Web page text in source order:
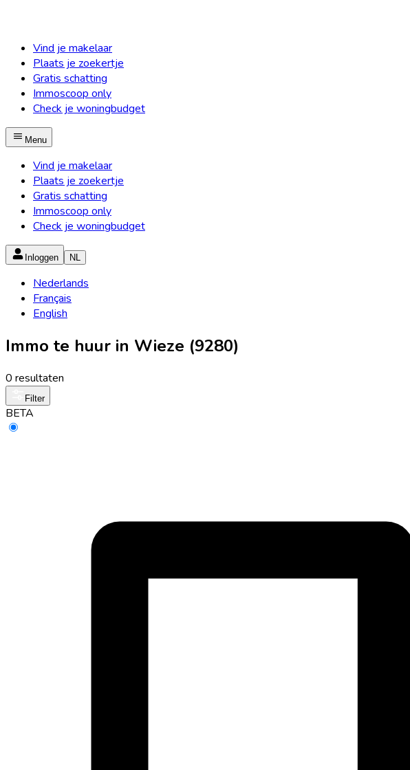
Vind je makelaar
Plaats je zoekertje
Gratis schatting
Immoscoop only
Check je woningbudget
Menu
Vind je makelaar
Plaats je zoekertje
Gratis schatting
Immoscoop only
Check je woningbudget
Inloggen NL
Nederlands
Français
English
Immo te huur in Wieze (9280)
0 resultaten
Filter
BETA